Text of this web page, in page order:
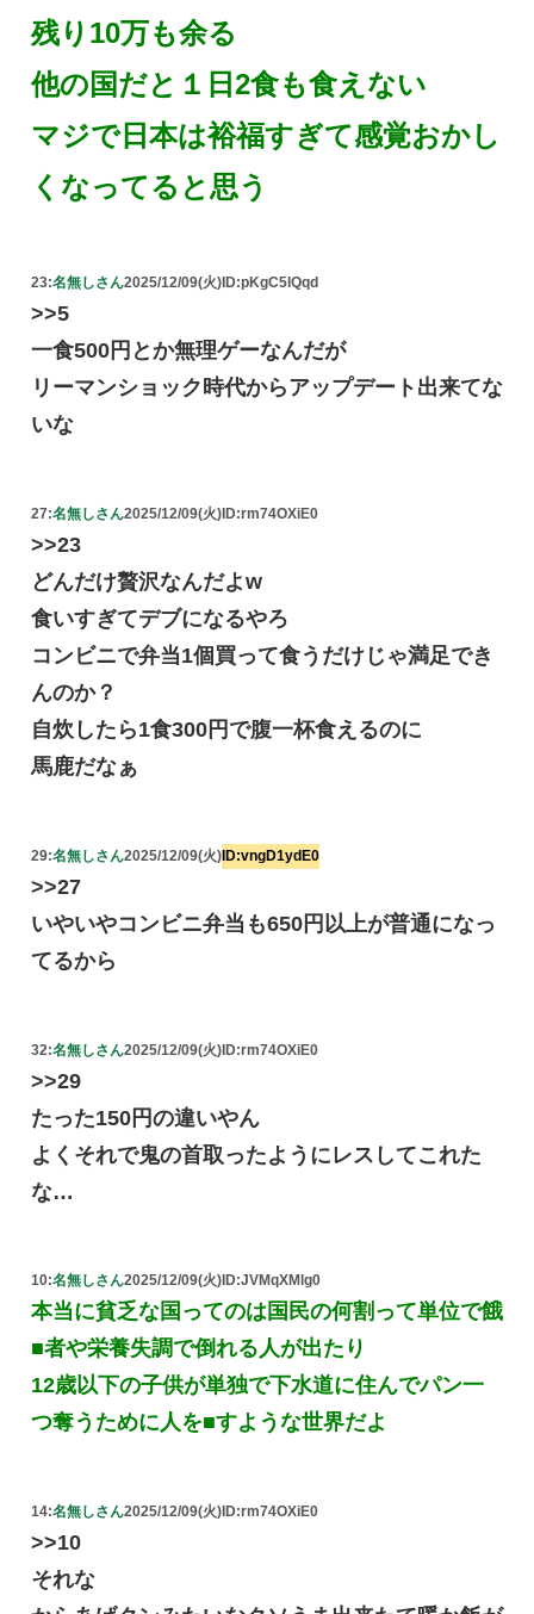
残り10万も余る
他の国だと１日2食も食えない
マジで日本は裕福すぎて感覚おかし
くなってると思う
23:名無しさん2025/12/09(火) ID:pKgC5lQqd
>>5
一食500円とか無理ゲーなんだが
リーマンショック時代からアップデート出来てな
いな
27:名無しさん2025/12/09(火) ID:rm74OXiE0
>>23
どんだけ贅沢なんだよw
食いすぎてデブになるやろ
コンビニで弁当1個買って食うだけじゃ満足でき
んのか？
自炊したら1食300円で腹一杯食えるのに
馬鹿だなぁ
29:名無しさん2025/12/09(火)ID:vngD1ydE0
>>27
いやいやコンビニ弁当も650円以上が普通になっ
てるから
32:名無しさん2025/12/09(火)ID:rm74OXiE0
>>29
たった150円の違いやん
よくそれで鬼の首取ったようにレスしてこれた
な…
10:名無しさん2025/12/09(火) ID:JVMqXMlg0
本当に貧乏な国ってのは国民の何割って単位で餓
■者や栄養失調で倒れる人が出たり
12歳以下の子供が単独で下水道に住んでパン一
つ奪うために人を■すような世界だよ
14:名無しさん2025/12/09(火) ID:rm74OXiE0
>>10
それな